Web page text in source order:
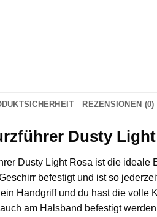
REZENSIONEN (0)
Dusty
Dusty Light Rosa ist die
befestigt und ist so
Handgriff und du hast die volle
am Halsband befestigt